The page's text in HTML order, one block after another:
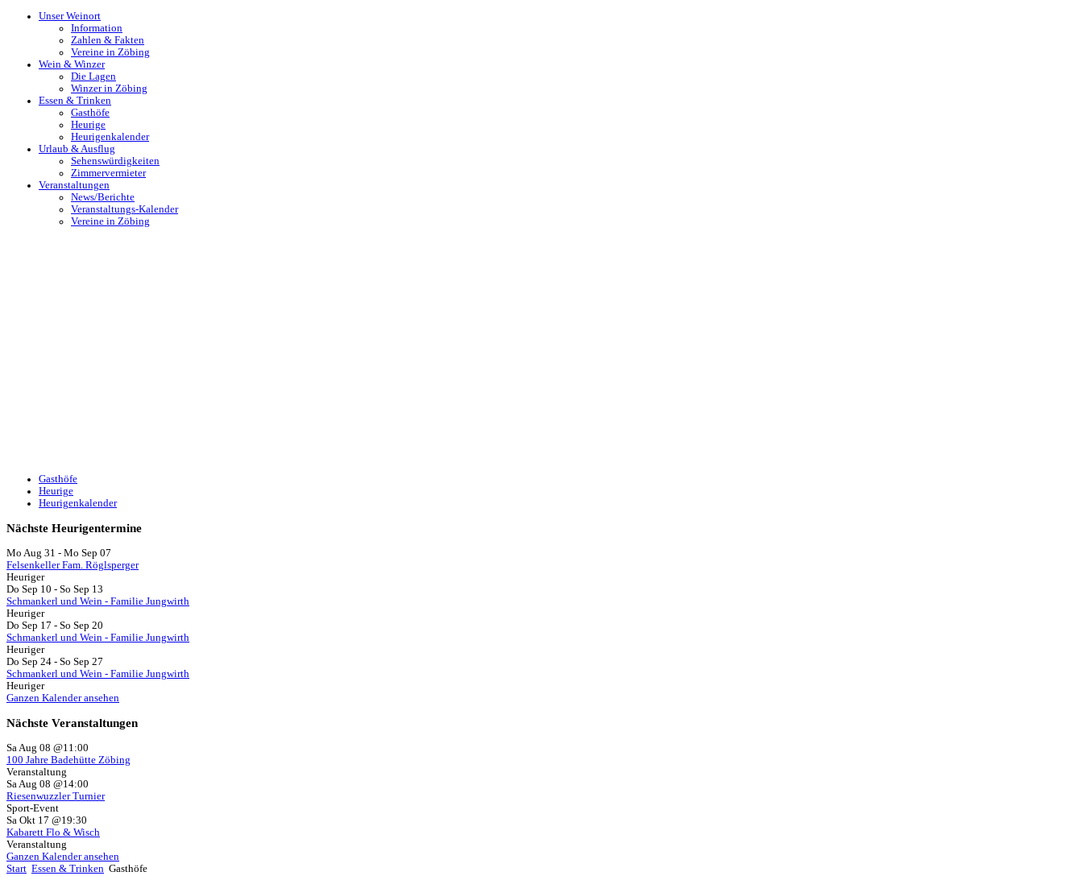
Unser Weinort
Information
Zahlen & Fakten
Vereine in Zöbing
Wein & Winzer
Die Lagen
Winzer in Zöbing
Essen & Trinken
Gasthöfe
Heurige
Heurigenkalender
Urlaub & Ausflug
Sehenswürdigkeiten
Zimmervermieter
Veranstaltungen
News/Berichte
Veranstaltungs-Kalender
Vereine in Zöbing
Gasthöfe
Heurige
Heurigenkalender
Nächste Heurigentermine
Mo Aug 31 - Mo Sep 07
Felsenkeller Fam. Röglsperger
Heuriger
Do Sep 10 - So Sep 13
Schmankerl und Wein - Familie Jungwirth
Heuriger
Do Sep 17 - So Sep 20
Schmankerl und Wein - Familie Jungwirth
Heuriger
Do Sep 24 - So Sep 27
Schmankerl und Wein - Familie Jungwirth
Heuriger
Ganzen Kalender ansehen
Nächste Veranstaltungen
Sa Aug 08 @11:00
100 Jahre Badehütte Zöbing
Veranstaltung
Sa Aug 08 @14:00
Riesenwuzzler Turnier
Sport-Event
Sa Okt 17 @19:30
Kabarett Flo & Wisch
Veranstaltung
Ganzen Kalender ansehen
Start Essen & Trinken Gasthöfe